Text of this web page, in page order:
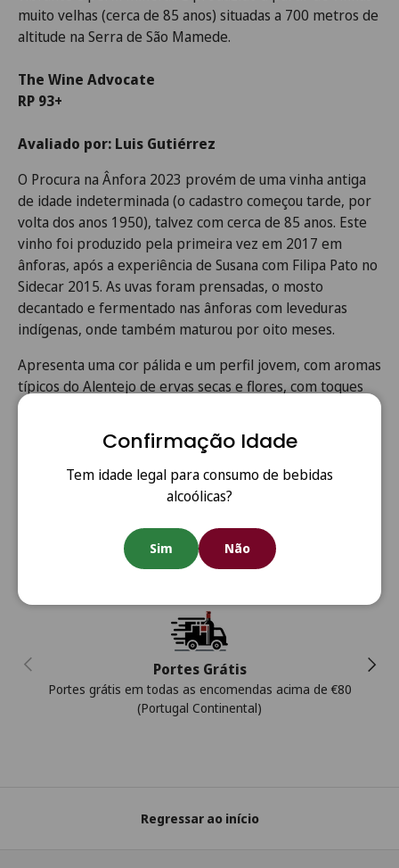
muito velhas (cerca de 85 anos) situadas a 700 metros de
altitude na Serra de São Mamede.
The Wine Advocate
RP 93+
Avaliado por: Luis Gutiérrez
O Procura na Ânfora 2023 provém de uma vinha antiga
de idade indeterminada (o cadastro começou tarde, por
volta dos anos 1950), talvez com cerca de 85 anos. Este
vinho foi produzido pela primeira vez em 2017 em
ânforas, após a experiência de Susana com Filipa Pato no
Sidecar 2015. As uvas foram prensadas, o mosto
decantado e fermentado nas ânforas com leveduras
indígenas, onde também maturou por oito meses.
Apresenta uma cor pálida e um perfil jovem, com aromas
típicos do Alentejo de ervas secas e flores, com toques
ligeiramente medicinais e balsâmicos. Tem um teor
alcoólico moderado de 12,5%, pH de 3,22, acidez de 5,8
gramas e um final absolutamente seco. É um vinho
vibrante, limpo e saboroso.
Confirmação Idade
Tem idade legal para consumo de bebidas
alcoólicas?
Sim Não
Anterior Portes Grátis
Portes grátis em todas as encomendas acima de €80
(Portugal Continental)
Regressar ao início